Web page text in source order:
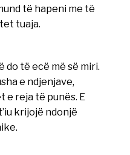
të hapeni me të
tuaja.
do të ecë më së miri.
e ndjenjave,
reja të punës. E
krijojë ndonjë